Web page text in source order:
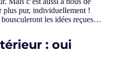
plus pur, individuellement !
les idées reçues…
: oui